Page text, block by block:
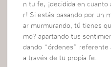
n tu fe, ¡decidida en
r! Si estás pasando por un
ar murmurando, tú tienes
mo? apartando tus
dando “órdenes” referente
a través de tu propia fe.